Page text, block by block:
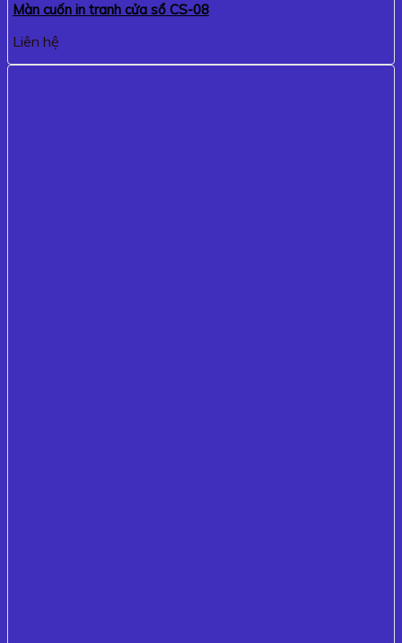
Màn cuốn in tranh cửa sổ CS-08
Liên hệ